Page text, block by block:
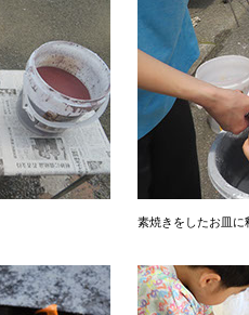
素焼きをしたお皿に